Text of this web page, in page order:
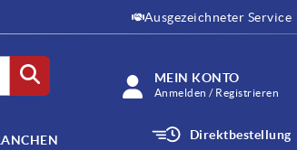
Ausgezeichneter Service
MEIN KONTO
Anmelden / Registrieren
Direktbestellung